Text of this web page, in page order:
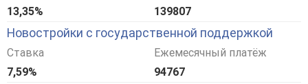
13,35%
139807
Новостройки с государственной поддержкой
Ставка
7,59%
Ежемесячный платёж
94767